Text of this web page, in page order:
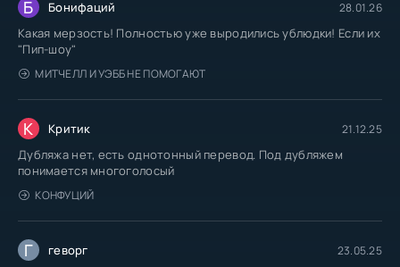
Б Бонифаций 28.01.26
Какая мерзость! Полностью уже выродились ублюдки! Если их
"Пип-шоу"
МИТЧЕЛЛ И УЭББ НЕ ПОМОГАЮТ
К Критик 21.12.25
Дубляжа нет, есть однотонный перевод. Под дубляжем
понимается многоголосый
КОНФУЦИЙ
Г геворг 23.05.25